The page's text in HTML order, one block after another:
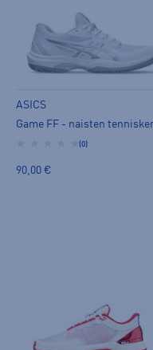
ASICS
(0)
90,00 €